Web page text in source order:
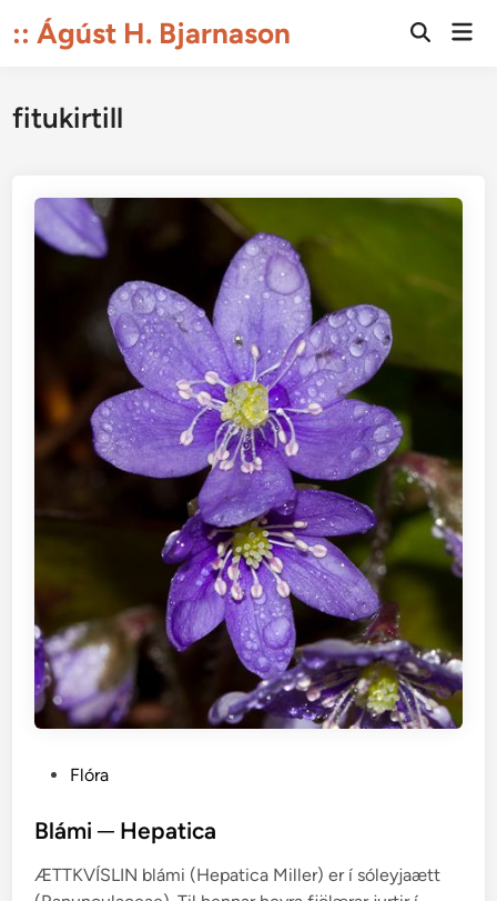
to:: Ágúst H. Bjarnason
Open
fitukirtill
s
e
Flóra
Blámi ─ Hepatica
ÆTTKVÍSLIN blámi (Hepatica Miller) er í sóleyjaætt